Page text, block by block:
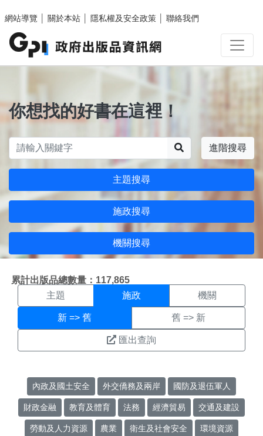
網站導覽
關於本站 隱私權及安全政策 聯絡我們
你想找的好書在這裡！
進階搜尋
主題搜尋
施政搜尋
機關搜尋
累計出版品總數量：117,865
施政搜尋結果頁面
主題 施政 機關
新 => 舊 舊 => 新
匯出查詢
內政及國土安全 外交僑務及兩岸 國防及退伍軍人
財政金融 教育及體育 法務 經濟貿易 交通及建設
勞動及人力資源 農業 衛生及社會安全 環境資源